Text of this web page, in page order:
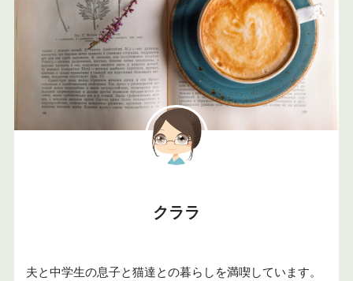
クララ
夫と中学生の息子と猫達との暮らしを満喫しています。